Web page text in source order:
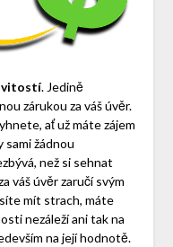
. Jedině
zárukou za váš úvěr.
ať už máte zájem
sami žádnou
než si sehnat
váš úvěr zaručí svým
mít strach, máte
nezáleží ani tak na
na její hodnotě.